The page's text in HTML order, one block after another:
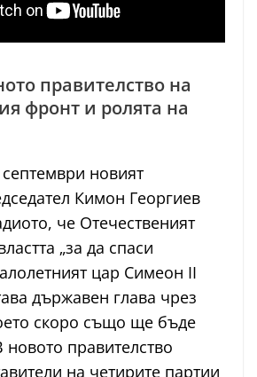
правителство на
фронт и ролята на
новият
Кимон Георгиев
че Отечественият
„за да спаси
цар Симеон II
държавен глава чрез
скоро също ще бъде
правителство
на четирите партии